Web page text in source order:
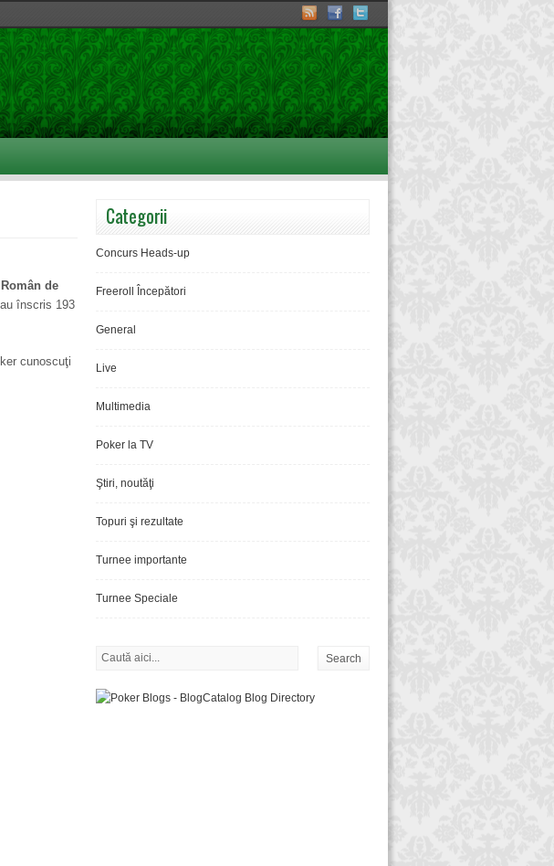
de
înscris 193
cunoscuţi
Categorii
Concurs Heads-up
Freeroll Începători
General
Live
Multimedia
Poker la TV
Ştiri, noutăţi
Topuri şi rezultate
Turnee importante
Turnee Speciale